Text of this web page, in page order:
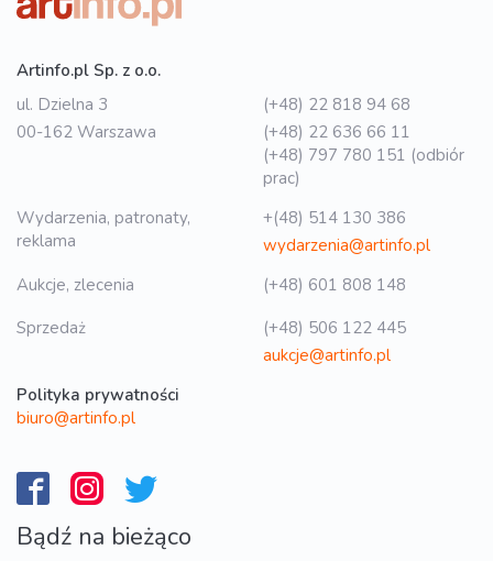
Artinfo.pl Sp. z o.o.
ul. Dzielna 3
00-162 Warszawa
(+48) 22 818 94 68
(+48) 22 636 66 11
(+48) 797 780 151 (odbiór
prac)
Wydarzenia, patronaty,
reklama
+(48) 514 130 386
wydarzenia@artinfo.pl
Aukcje, zlecenia
(+48) 601 808 148
Sprzedaż
(+48) 506 122 445
aukcje@artinfo.pl
Polityka prywatności
biuro@artinfo.pl
Bądź na bieżąco